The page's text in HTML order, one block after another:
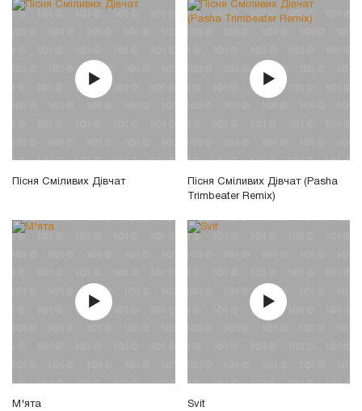
Пісня Сміливих Дівчат
Пісня Сміливих Дівчат (Pasha
Trimbeater Remix)
М'ята Svit